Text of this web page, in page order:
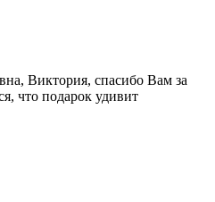
Виктория, спасибо Вам за
что подарок удивит